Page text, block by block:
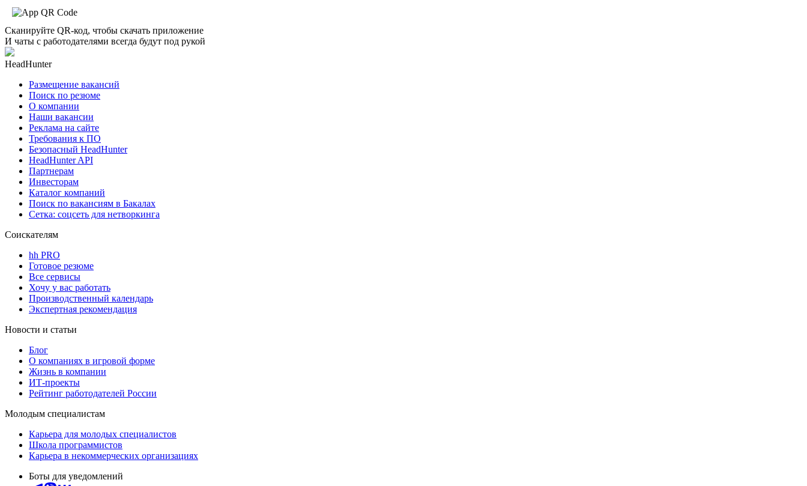
Сканируйте QR-код, чтобы скачать приложение
И чаты с работодателями всегда будут под рукой
HeadHunter
Размещение вакансий
Поиск по резюме
О компании
Наши вакансии
Реклама на сайте
Требования к ПО
Безопасный HeadHunter
HeadHunter API
Партнерам
Инвесторам
Каталог компаний
Поиск по вакансиям в Бакалах
Сетка: соцсеть для нетворкинга
Соискателям
hh PRO
Готовое резюме
Все сервисы
Хочу у вас работать
Производственный календарь
Экспертная рекомендация
Новости и статьи
Блог
О компаниях в игровой форме
Жизнь в компании
ИТ-проекты
Рейтинг работодателей России
Молодым специалистам
Карьера для молодых специалистов
Школа программистов
Карьера в некоммерческих организациях
Боты для уведомлений